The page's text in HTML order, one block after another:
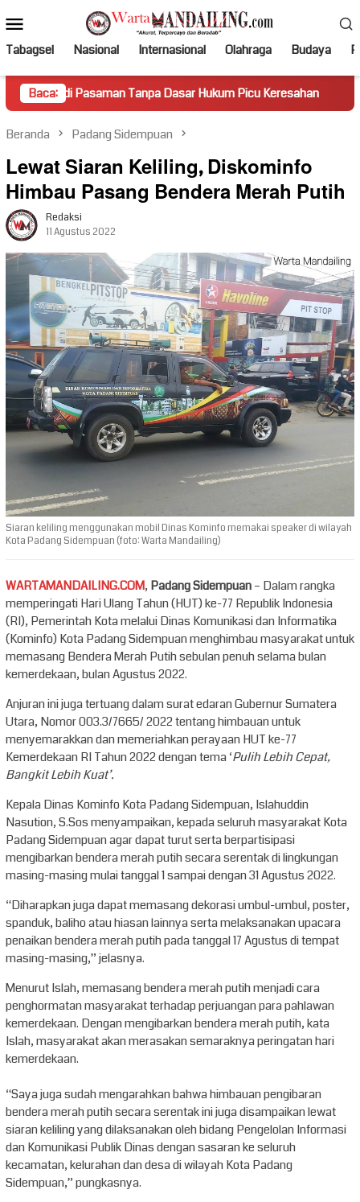
ke
kontenMobile
Tabagsel Nasional Internasional Olahraga Budaya
Baca:Tanpa Dasar Hukum Picu Keresahan Truk Miring
Beranda Padang Sidempuan
Lewat Siaran Keliling, Diskominfo
Himbau Pasang Bendera Merah Putih
Redaksi
11 Agustus 2022
Siaran keliling menggunakan mobil Dinas Kominfo memakai speaker di wilayah
Kota Padang Sidempuan (foto: Warta Mandailing)
WARTAMANDAILING.COM, Padang Sidempuan– Dalam rangka
memperingati Hari Ulang Tahun (HUT) ke-77 Republik Indonesia
(RI), Pemerintah Kota melalui Dinas Komunikasi dan Informatika
(Kominfo) Kota Padang Sidempuan menghimbau masyarakat untuk
memasang Bendera Merah Putih sebulan penuh selama bulan
kemerdekaan, bulan Agustus 2022.
Anjuran ini juga tertuang dalam surat edaran Gubernur Sumatera
Utara, Nomor 003.3/7665/ 2022 tentang himbauan untuk
menyemarakkan dan memeriahkan perayaan HUT ke-77
Kemerdekaan RI Tahun 2022 dengan tema ‘Pulih Lebih Cepat,
Bangkit Lebih Kuat’.
Kepala Dinas Kominfo Kota Padang Sidempuan, Islahuddin
Nasution, S.Sos menyampaikan, kepada seluruh masyarakat Kota
Padang Sidempuan agar dapat turut serta berpartisipasi
mengibarkan bendera merah putih secara serentak di lingkungan
masing-masing mulai tanggal 1 sampai dengan 31 Agustus 2022.
“Diharapkan juga dapat memasang dekorasi umbul-umbul, poster,
spanduk, baliho atau hiasan lainnya serta melaksanakan upacara
penaikan bendera merah putih pada tanggal 17 Agustus di tempat
masing-masing,” jelasnya.
Menurut Islah, memasang bendera merah putih menjadi cara
penghormatan masyarakat terhadap perjuangan para pahlawan
kemerdekaan. Dengan mengibarkan bendera merah putih, kata
Islah, masyarakat akan merasakan semaraknya peringatan hari
kemerdekaan.
“Saya juga sudah mengarahkan bahwa himbauan pengibaran
bendera merah putih secara serentak ini juga disampaikan lewat
siaran keliling yang dilaksanakan oleh bidang Pengelolan Informasi
dan Komunikasi Publik Dinas dengan sasaran ke seluruh
kecamatan, kelurahan dan desa di wilayah Kota Padang
Sidempuan,” pungkasnya.